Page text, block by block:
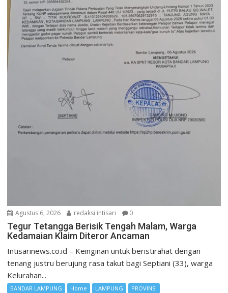
Agustus 6, 2026 redaksi intisari 0
Tegur Tetangga Berisik Tengah Malam, Warga
Kedamaian Klaim Diteror Ancaman
Intisarinews.co.id – Keinginan untuk beristirahat dengan
tenang justru berujung rasa takut bagi Septiani (33), warga
Kelurahan...
BANDAR LAMPUNG Home LAMPUNG PROVINSI